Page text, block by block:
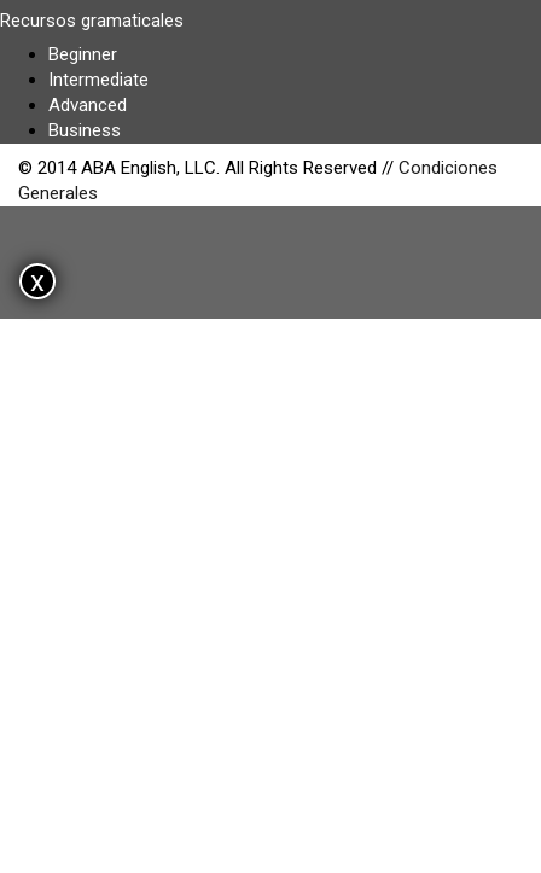
Recursos gramaticales
Beginner
Intermediate
Advanced
Business
© 2014 ABA English, LLC. All Rights Reserved // Condiciones
Generales
x